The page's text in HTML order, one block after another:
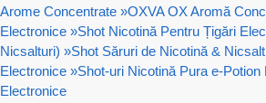
Arome Concentrate »OXVA OX Aromă
Electronice »Shot Nicotină Pentru Țigări
Nicsalturi) »Shot Săruri de Nicotină &
Electronice »Shot-uri Nicotină Pura e-
Electronice